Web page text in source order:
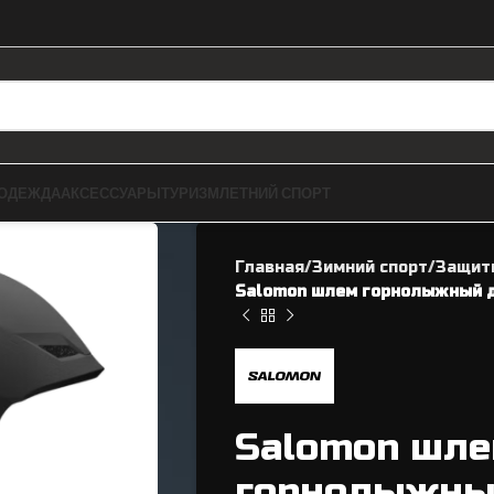
Касеты / Трещетки
Главная Зимний спорт
Salomon шлем горнолыжный
Salomon